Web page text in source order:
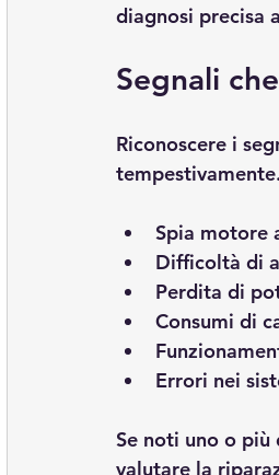
diagnosi precisa
Segnali
Riconoscere i
Spia motore
Difficoltà di
Perdita di
Consumi di
Errori nei
Se noti uno o
valutare la